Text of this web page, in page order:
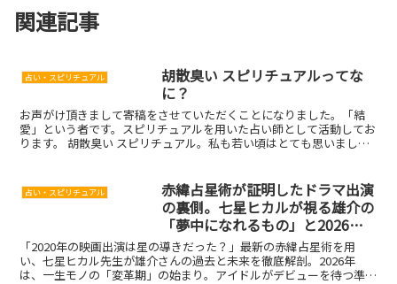
関連記事
占い・スピリチュアル
胡散臭い スピリチュアルってな
に？
お声がけ頂きまして寄稿をさせていただくことになりました。「結
愛」という者です。スピリチュアルを用いた占い師として活動してお
ります。 胡散臭い スピリチュアル。私も若い頃はとても思いまし
占い・スピリチュアル
赤緯占星術が証明したドラマ出演
の裏側。七星ヒカルが視る雄介の
「夢中になれるもの」と2026年
以降の全貌
「2020年の映画出演は星の導きだった？」最新の赤緯占星術を用
い、七星ヒカル先生が雄介さんの過去と未来を徹底解剖。2026年
は、一生モノの「変革期」の始まり。アイドルがデビューを待つ準備